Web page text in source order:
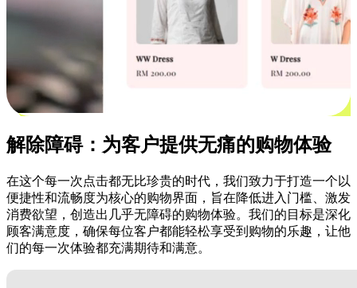
解除障碍：为客户提供无痛的购物体验
在这个每一次点击都无比珍贵的时代，我们致力于打造一个以
便捷性和流畅度为核心的购物界面，旨在降低进入门槛、激发
消费欲望，创造出几乎无障碍的购物体验。我们的目标是深化
顾客满意度，确保每位客户都能轻松享受到购物的乐趣，让他
们的每一次体验都充满期待和满意。